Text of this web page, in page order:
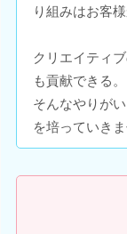
り組みはお客
クリエイティ
も貢献できる。
そんなやりが
を培っていき